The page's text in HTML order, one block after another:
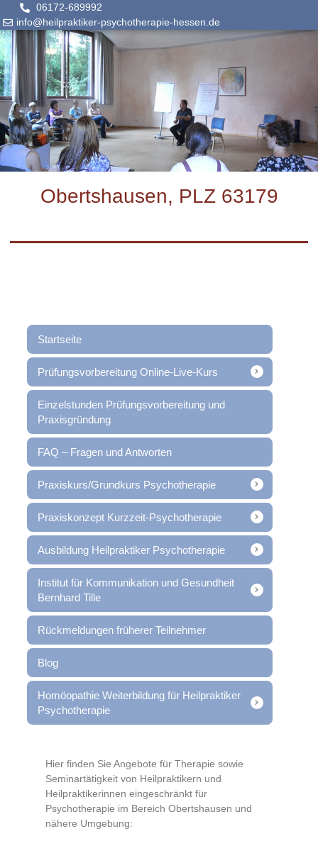
06172-689992
info@heilpraktiker-psychotherapie-hessen.de
Obertshausen, PLZ 63179
Startseite
Prüfungsvorbereitung Online-Live-Kurs
Einzelstunden Prüfungsvorbereitung und
Praxisgründung
FAQ – Fragen und Antworten
Praxiskurs/Grundkurs Psychotherapie
Praxiskonzept Kurzzeit-Psychotherapie
Ausbildung Heilpraktiker Psychotherapie
Institut für Kommunikation und Gesundheit
Bernhard Tille
Rückmeldungen früherer Teilnehmer
Blog
Homöopathie Weiterbildung für Heilpraktiker
Psychotherapie
Hier finden Sie Angebote für Therapie sowie
Seminartätigkeit von Heilpraktikern und
Heilpraktikerinnen eingeschränkt für
Psychotherapie im Bereich Obertshausen und
nähere Umgebung: